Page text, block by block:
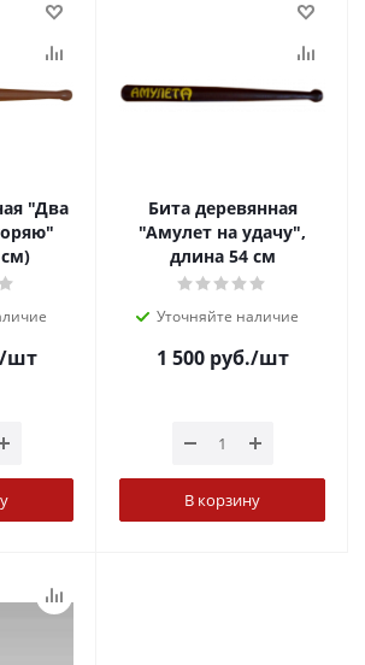
"Два
/шт
Бита деревянная
"Амулет на удачу",
длина 54 см
Уточняйте наличие
1 500руб./шт
В корзину